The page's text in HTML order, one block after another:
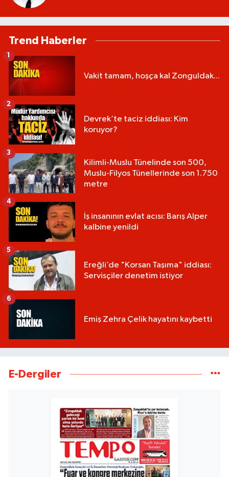
Trend Haberler
Vakit tamam, hoşça kal Zonguldak...
Devrek’te taciz iddiası: Kim
koruyor?
2
Kilimli-Muslu Tünelinde son 500,
Muslu-Filyos Tünellerinde son 1.750
metre
3
İş insanının evlat acısı: Barış Alper
kalbine yenildi
4
Ereğli’de "Korsan Taşıma" iddiası:
Servisçiler denetim istiyor
5
Emiş Zehra Çelik hayatını kaybetti
6
E-Dergiler